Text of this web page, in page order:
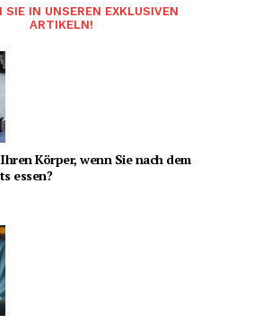
SIE IN UNSEREN EXKLUSIVEN
ARTIKELN!
Körper, wenn Sie nach dem
essen?